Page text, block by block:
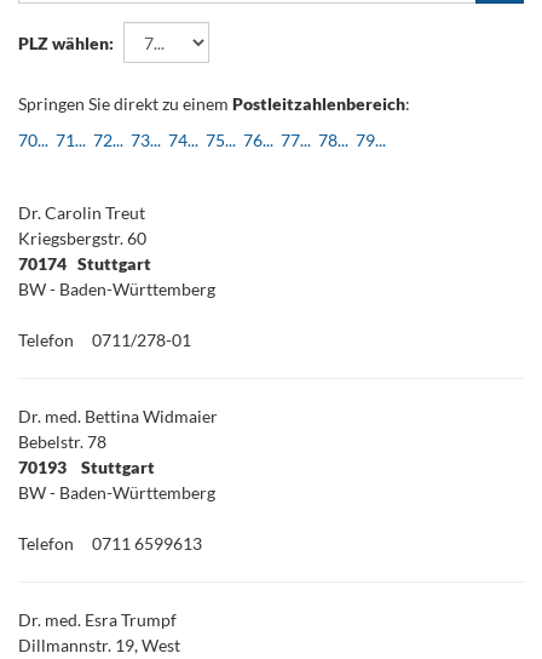
PLZ wählen:
Springen Sie direkt zu einem Postleitzahlenbereich:
70... 71... 72... 73... 74... 75... 76... 77... 78... 79...
Dr. Carolin Treut
Kriegsbergstr. 60
70174 Stuttgart
BW - Baden-Württemberg
Telefon 0711/278-01
Dr. med. Bettina Widmaier
Bebelstr. 78
70193 Stuttgart
BW - Baden-Württemberg
Telefon 0711 6599613
Dr. med. Esra Trumpf
Dillmannstr. 19, West